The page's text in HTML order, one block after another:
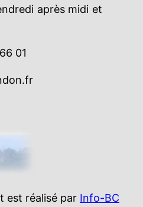
après midi et
01
est réalisé par Info-BC